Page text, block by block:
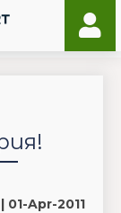
01-Apr-2011